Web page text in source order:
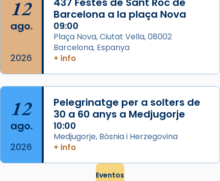
Foto
View on Facebook · Share
12
ago.
2026
Barcelona a la plaça Nova
09:00
Plaça Nova, Ciutat Vella, 08002
Barcelona, Espanya
+ info
12
ago.
2026
Pelegrinatge per a solters de
30 a 60 anys a Medjugorje
10:00
Medjugorje, Bòsnia i Herzegovina
+ info
Eventos